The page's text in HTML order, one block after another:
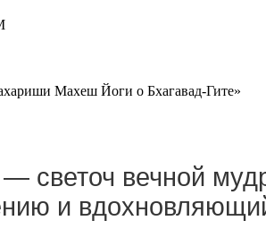
Махеш Йоги о Бхагавад-Гите»
светоч вечной
и